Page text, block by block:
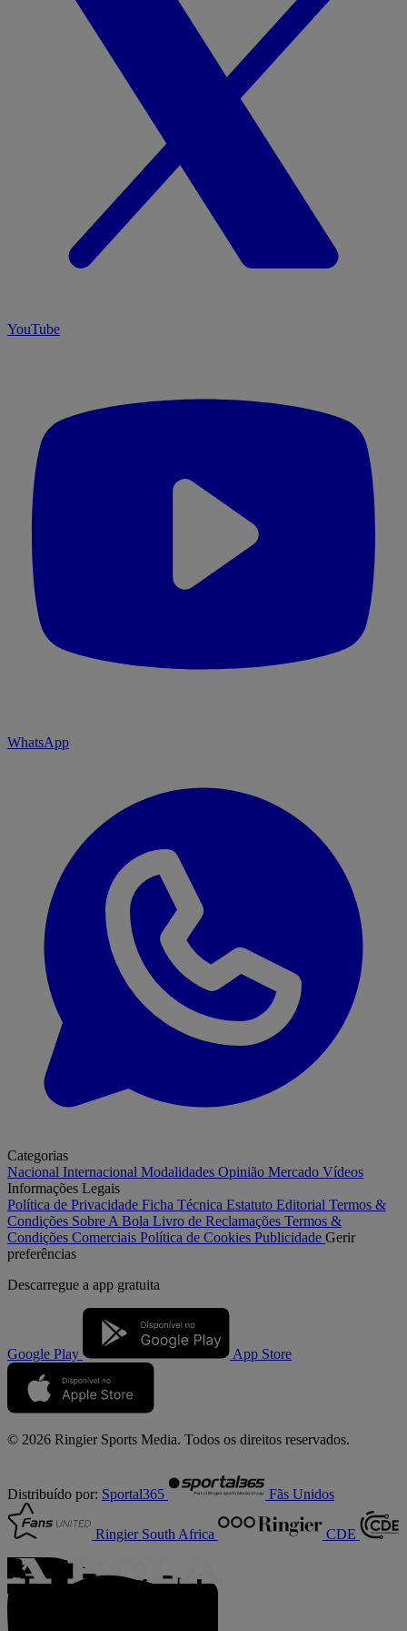
YouTube
WhatsApp
Categorias
Nacional Internacional Modalidades Opinião Mercado Vídeos
Informações Legais
Política de Privacidade Ficha Técnica Estatuto Editorial Termos &
Condições Sobre A Bola Livro de Reclamações Termos &
Condições Comerciais Política de Cookies Publicidade Gerir
preferências
Descarregue a app gratuita
Google Play App Store
© 2026 Ringier Sports Media. Todos os direitos reservados.
Distribuído por: Sportal365 Fãs Unidos
Ringier South Africa CDE